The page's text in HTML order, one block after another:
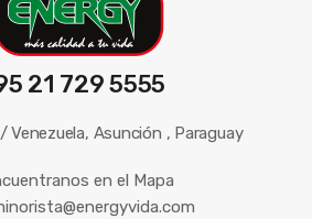
21 729 5555
Venezuela, Asunción , Paraguay
en el Mapa